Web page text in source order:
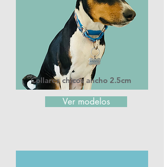
Collares chicos ancho 2.5cm
Ver modelos